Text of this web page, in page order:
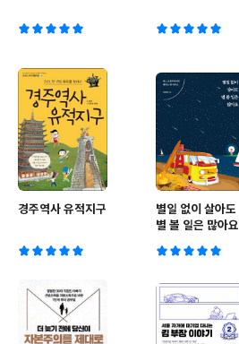
경주역사 유적지구
별일 없이 살아도
별 볼 일은 많아요